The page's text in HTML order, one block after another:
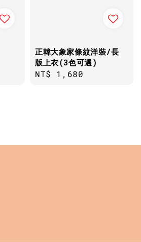
正韓大象家條紋洋裝/長
版上衣(3色可選)
Regular
NT$ 1,680